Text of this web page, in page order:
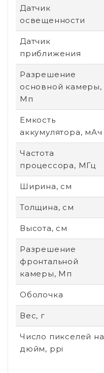
Датчик
освещенности
Датчик
приближения
Разрешение
основной камеры,
Мп
Емкость
аккумулятора, мАч
Частота
процессора, МГц
Ширина, см
Толщина, см
Высота, см
Разрешение
фронтальной
камеры, Мп
Оболочка
Вес, г
Число пикселей на
дюйм, ppi